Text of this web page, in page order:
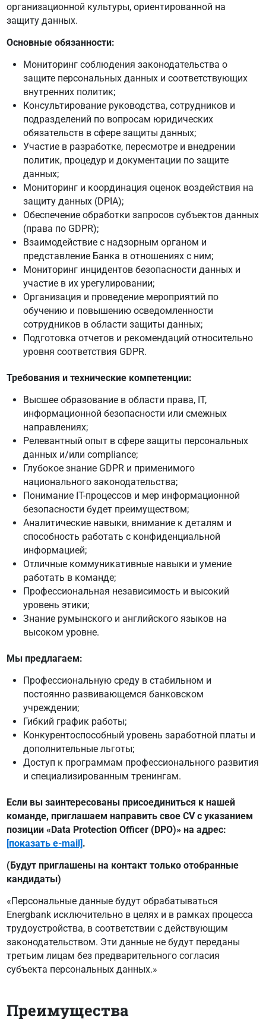
организационной культуры, ориентированной на
защиту данных.
Основные обязанности:
Мониторинг соблюдения законодательства о
защите персональных данных и соответствующих
внутренних политик;
Консультирование руководства, сотрудников и
подразделений по вопросам юридических
обязательств в сфере защиты данных;
Участие в разработке, пересмотре и внедрении
политик, процедур и документации по защите
данных;
Мониторинг и координация оценок воздействия на
защиту данных (DPIA);
Обеспечение обработки запросов субъектов данных
(права по GDPR);
Взаимодействие с надзорным органом и
представление Банка в отношениях с ним;
Мониторинг инцидентов безопасности данных и
участие в их урегулировании;
Организация и проведение мероприятий по
обучению и повышению осведомленности
сотрудников в области защиты данных;
Подготовка отчетов и рекомендаций относительно
уровня соответствия GDPR.
Требования и технические компетенции:
Высшее образование в области права, IT,
информационной безопасности или смежных
направлениях;
Релевантный опыт в сфере защиты персональных
данных и/или compliance;
Глубокое знание GDPR и применимого
национального законодательства;
Понимание IT-процессов и мер информационной
безопасности будет преимуществом;
Аналитические навыки, внимание к деталям и
способность работать с конфиденциальной
информацией;
Отличные коммуникативные навыки и умение
работать в команде;
Профессиональная независимость и высокий
уровень этики;
Знание румынского и английского языков на
высоком уровне.
Мы предлагаем:
Профессиональную среду в стабильном и
постоянно развивающемся банковском
учреждении;
Гибкий график работы;
Конкурентоспособный уровень заработной платы и
дополнительные льготы;
Доступ к программам профессионального развития
и специализированным тренингам.
Если вы заинтересованы присоединиться к нашей
команде, приглашаем направить свое CV с указанием
позиции «Data Protection Officer (DPO)» на адрес:
[показать e-mail].
(Будут приглашены на контакт только отобранные
кандидаты)
«Персональные данные будут обрабатываться
Energbank исключительно в целях и в рамках процесса
трудоустройства, в соответствии с действующим
законодательством. Эти данные не будут переданы
третьим лицам без предварительного согласия
субъекта персональных данных.»
Преимущества